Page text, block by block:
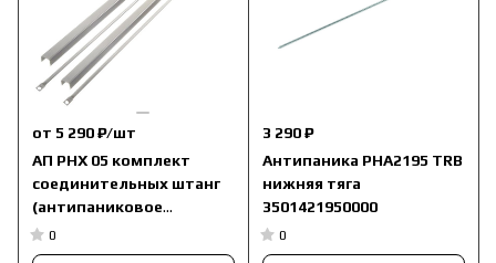
от 5 290 ₽/шт
АП PHX 05 комплект
соединительных штанг
(антипаниковое
устройство серии PHA
2000 / PHB 3000)
0
3 290 ₽
Антипаника PHA2195 TRB
нижняя тяга
3501421950000
0